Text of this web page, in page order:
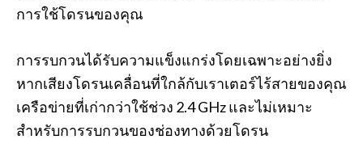
การใช้โดรนของคุณ
การรบกวนได้รับความแข็งแกร่งโดยเฉพาะอย่างยิ่ง
หากเสียงโดรนเคลื่อนที่ใกล้กับเราเตอร์ไร้สายของคุณ
เครือข่ายที่เก่ากว่าใช้ช่วง 2.4 GHz และไม่เหมาะ
สำหรับการรบกวนของช่องทางด้วยโดรน